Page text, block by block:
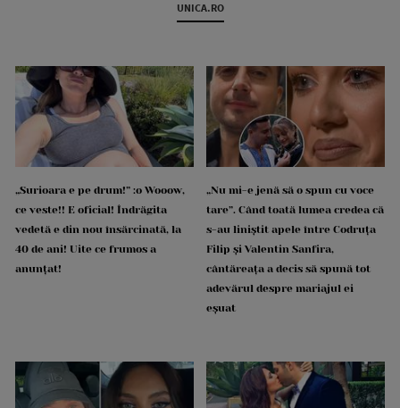
UNICA.RO
„Surioara e pe drum!” :o Wooow,
ce veste!! E oficial! Îndrăgita
vedetă e din nou însărcinată, la
40 de ani! Uite ce frumos a
anunțat!
„Nu mi-e jenă să o spun cu voce
tare”. Când toată lumea credea că
s-au liniștit apele între Codruța
Filip și Valentin Sanfira,
cântăreața a decis să spună tot
adevărul despre mariajul ei
eșuat